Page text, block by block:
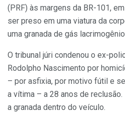
(PRF) às margens da BR-101,
ser preso em uma viatura da
uma granada de gás
O tribunal júri condenou o ex-
Rodolpho Nascimento por
– por asfixia, por motivo fútil e
a vítima – a 28 anos de
a granada dentro do veículo.